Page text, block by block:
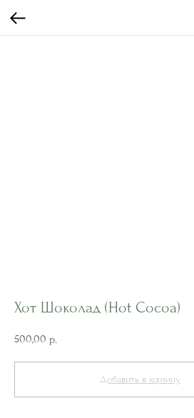
Хот Шоколад (Hot Cocoa)
500,00 р.
Добавить в корзину